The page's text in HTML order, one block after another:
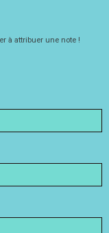
à attribuer une note !